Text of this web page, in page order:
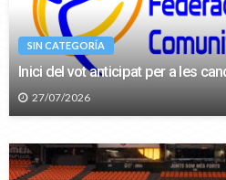
SIN CATEGORÍA
Inici del vot anticipat per a les
27/07/2026